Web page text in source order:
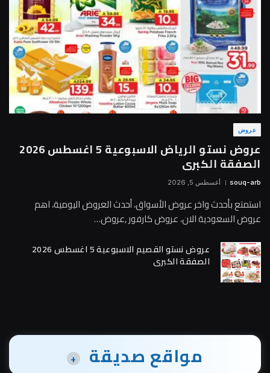
عروض
عروض نستو الرياض الاسبوعية 5 اغسطس 2026
الصفقة الكبرى
souq-arb أغسطس 5, 2026
استمتع بأحدث واخر عروض الأسواق، أحدث العروض اليومية، اهم
عروض السعودية الان، عروض كارفور ,عروض…
عروض نستو القصيم الاسبوعية 5 اغسطس 2026
الصفقة الكبرى
مواقع صديقة +